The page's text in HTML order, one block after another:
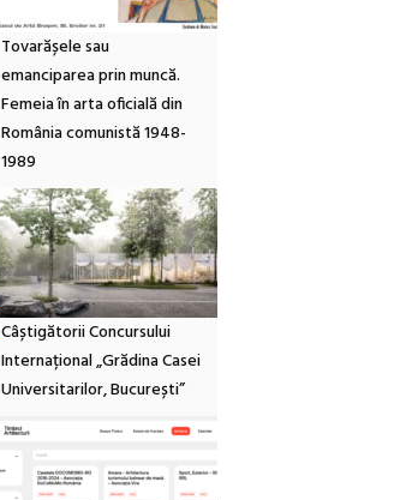
Tovarășele sau
emanciparea prin muncă.
Femeia în arta oficială din
România comunistă 1948-
1989
Câștigătorii Concursului
Internațional „Grădina Casei
Universitarilor, București”